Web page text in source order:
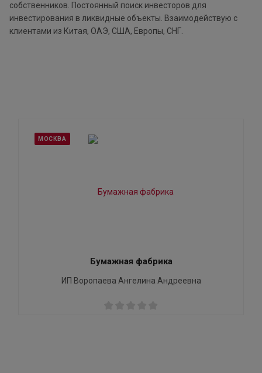
собственников. Постоянный поиск инвесторов для
инвестирования в ликвидные объекты. Взаимодействую с
клиентами из Китая, ОАЭ, США, Европы, СНГ.
МОСКВА
Бумажная фабрика
ИП Воропаева Ангелина Андреевна